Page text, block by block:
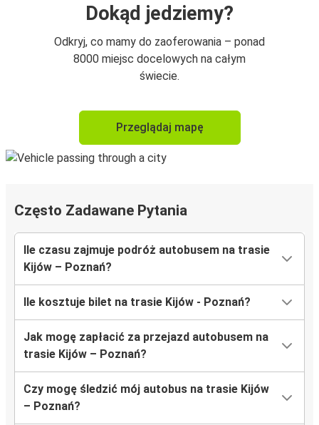
Dokąd jedziemy?
Odkryj, co mamy do zaoferowania – ponad
8000 miejsc docelowych na całym
świecie.
Przeglądaj mapę
Często Zadawane Pytania
Ile czasu zajmuje podróż autobusem na trasie
Kijów – Poznań?
Ile kosztuje bilet na trasie Kijów - Poznań?
Jak mogę zapłacić za przejazd autobusem na
trasie Kijów – Poznań?
Czy mogę śledzić mój autobus na trasie Kijów
– Poznań?